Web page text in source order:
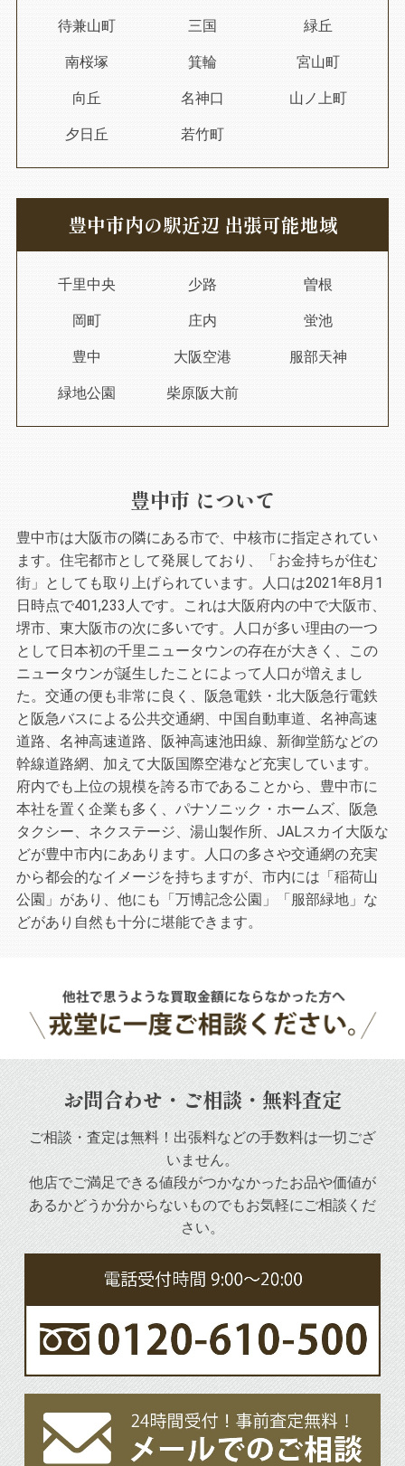
待兼山町 三国 緑丘
南桜塚 箕輪 宮山町
向丘 名神口 山ノ上町
夕日丘 若竹町
豊中市内の駅近辺 出張可能地域
千里中央 少路 曽根
岡町 庄内 蛍池
豊中 大阪空港 服部天神
緑地公園 柴原阪大前
豊中市 について
豊中市は大阪市の隣にある市で、中核市に指定されてい
ます。住宅都市として発展しており、「お金持ちが住む
街」としても取り上げられています。人口は2021年8月1
日時点で401,233人です。これは大阪府内の中で大阪市、
堺市、東大阪市の次に多いです。人口が多い理由の一つ
として日本初の千里ニュータウンの存在が大きく、この
ニュータウンが誕生したことによって人口が増えまし
た。交通の便も非常に良く、阪急電鉄・北大阪急行電鉄
と阪急バスによる公共交通網、中国自動車道、名神高速
道路、名神高速道路、阪神高速池田線、新御堂筋などの
幹線道路網、加えて大阪国際空港など充実しています。
府内でも上位の規模を誇る市であることから、豊中市に
本社を置く企業も多く、パナソニック・ホームズ、阪急
タクシー、ネクステージ、湯山製作所、JALスカイ大阪な
どが豊中市内にああります。人口の多さや交通網の充実
から都会的なイメージを持ちますが、市内には「稲荷山
公園」があり、他にも「万博記念公園」「服部緑地」な
どがあり自然も十分に堪能できます。
お問合わせ・ご相談・無料査定
ご相談・査定は無料！出張料などの手数料は一切ござ
いません。
他店でご満足できる値段がつかなかったお品や価値が
あるかどうか分からないものでもお気軽にご相談くだ
さい。